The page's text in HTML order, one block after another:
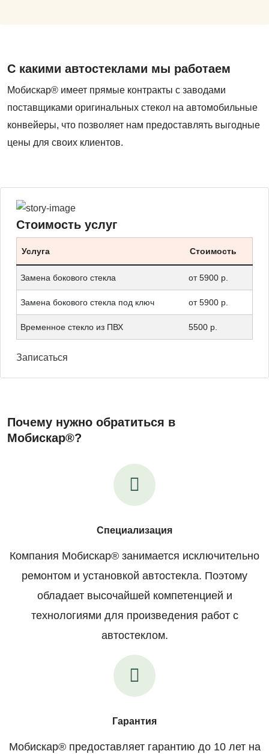
С какими автостеклами мы работаем
Мобискар® имеет прямые контракты с заводами
поставщиками оригинальных стекол на автомобильные
конвейеры, что позволяет нам предоставлять выгодные
цены для своих клиентов.
Стоимость услуг
Услуга Стоимость
Замена бокового стекла от 5900 р.
Замена бокового стекла под ключ от 5900 р.
Временное стекло из ПВХ 5500 р.
Записаться
Почему нужно обратиться в
Мобискар®?
Специализация
Компания Мобискар® занимается исключительно
ремонтом и установкой автостекла. Поэтому
обладает высочайшей компетенцией и
технологиями для произведения работ с
автостеклом.
Гарантия
Мобискар® предоставляет гарантию до 10 лет на